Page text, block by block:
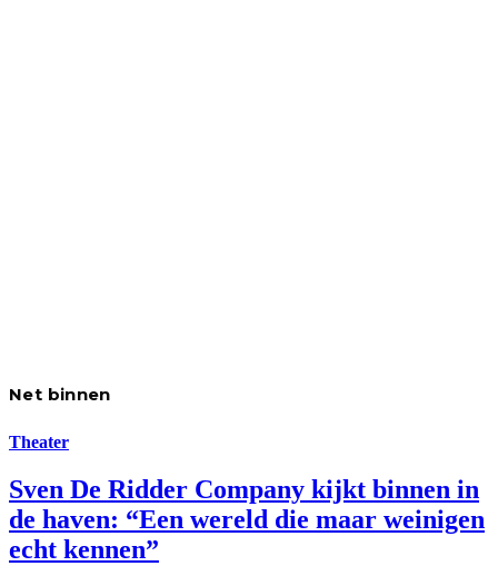
Net binnen
Theater
Sven De Ridder Company kijkt binnen in
de haven: “Een wereld die maar weinigen
echt kennen”